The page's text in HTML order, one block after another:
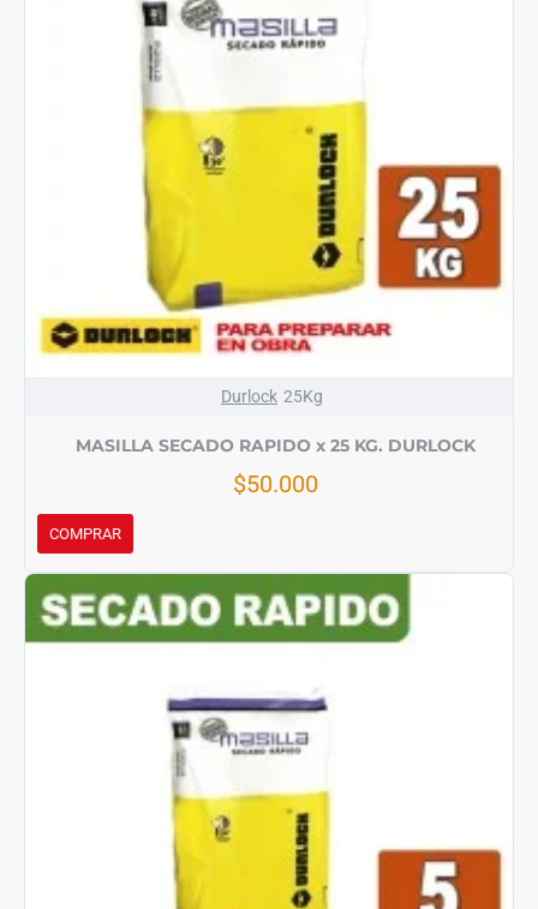
Durlock 25Kg
MASILLA SECADO RAPIDO x 25 KG. DURLOCK
$50.000
COMPRAR